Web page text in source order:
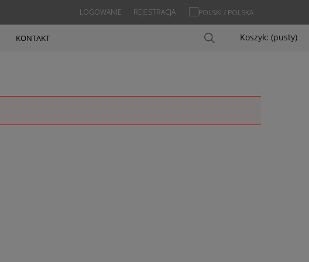
REJESTRACJA
LOGOWANIE
Koszyk: (pusty)
KONTAKT